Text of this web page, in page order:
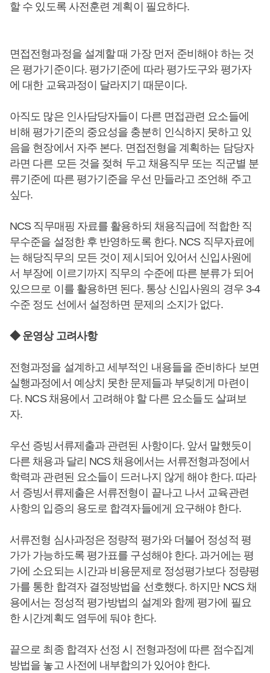
할 수 있도록 사전훈련 계획이 필요하다.
면접전형과정을 설계할 때 가장 먼저 준비해야 하는 것
은 평가기준이다. 평가기준에 따라 평가도구와 평가자
에 대한 교육과정이 달라지기 때문이다.
아직도 많은 인사담당자들이 다른 면접관련 요소들에
비해 평가기준의 중요성을 충분히 인식하지 못하고 있
음을 현장에서 자주 본다. 면접전형을 계획하는 담당자
라면 다른 모든 것을 젖혀 두고 채용직무 또는 직군별 분
류기준에 따른 평가기준을 우선 만들라고 조언해 주고
싶다.
NCS 직무매핑 자료를 활용하되 채용직급에 적합한 직
무수준을 설정한 후 반영하도록 한다. NCS 직무자료에
는 해당직무의 모든 것이 제시되어 있어서 신입사원에
서 부장에 이르기까지 직무의 수준에 따른 분류가 되어
있으므로 이를 활용하면 된다. 통상 신입사원의 경우 3-4
수준 정도 선에서 설정하면 문제의 소지가 없다.
◆ 운영상 고려사항
전형과정을 설계하고 세부적인 내용들을 준비하다 보면
실행과정에서 예상치 못한 문제들과 부딪히게 마련이
다. NCS 채용에서 고려해야 할 다른 요소들도 살펴보
자.
우선 증빙서류제출과 관련된 사항이다. 앞서 말했듯이
다른 채용과 달리 NCS 채용에서는 서류전형과정에서
학력과 관련된 요소들이 드러나지 않게 해야 한다. 따라
서 증빙서류제출은 서류전형이 끝나고 나서 교육관련
사항의 입증의 용도로 합격자들에게 요구해야 한다.
서류전형 심사과정은 정량적 평가와 더불어 정성적 평
가가 가능하도록 평가표를 구성해야 한다. 과거에는 평
가에 소요되는 시간과 비용문제로 정성평가보다 정량평
가를 통한 합격자 결정방법을 선호했다. 하지만 NCS 채
용에서는 정성적 평가방법의 설계와 함께 평가에 필요
한 시간계획도 염두에 둬야 한다.
끝으로 최종 합격자 선정 시 전형과정에 따른 점수집계
방법을 놓고 사전에 내부합의가 있어야 한다.